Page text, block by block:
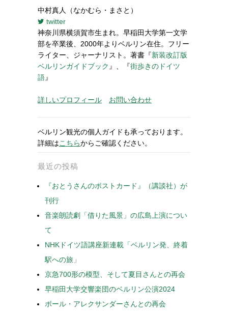
中村真人（なかむら・まさと）
twitter
神奈川県横須賀市生まれ。早稲田大学第一文学
部を卒業後、2000年よりベルリン在住。フリー
ライター、ジャーナリスト。著書『新装改訂版
ベルリンガイドブック 』、『街歩きのドイツ
語』
詳しいプロフィール お問い合わせ
ベルリン観光の個人ガイドも承っております。
詳細はこちらからご確認ください。
最近の投稿
『おとうさんのポストカード』（講談社）が
刊行
音楽朗読劇「借りた風景」の広島上演につい
て
NHKドイツ語講座新連載「ベルリン発、終着
駅への旅」
京急700形の模型、そして夏目さんとの再会
早稲田大学交響楽団のベルリン公演2024
ポール・アレクサンダーさんとの再会